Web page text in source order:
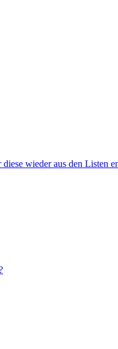
wieder aus den Listen